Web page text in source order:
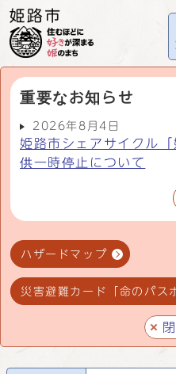
重要なお知らせ
2026年8月4日
姫路市シェアサイクル
供一時停止について
ハザードマップ
災害避難カード「命のパス